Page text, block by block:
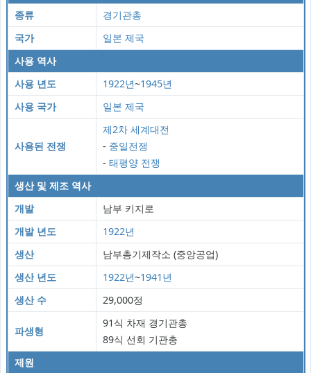
종류
경기관총
국가
일본 제국
사용 역사
사용 년도
1922년~1945년
사용 국가
일본 제국
사용된 전쟁
제2차 세계대전
- 중일전쟁
- 태평양 전쟁
생산 및 제조 역사
개발
남부 키지로
개발 년도
1922년
생산
남부총기제작소 (중앙공업)
생산 년도
1922년~1941년
생산 수
29,000정
파생형
91식 차재 경기관총
89식 선회 기관총
제원